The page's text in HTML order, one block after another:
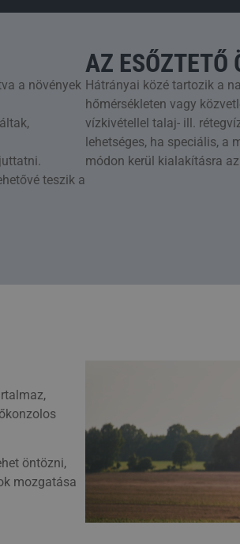
a növények
teszik a
AZ ESŐZTETŐ
Hátrányai közé tartozik a
hőmérsékleten vagy
vízkivétellel talaj- ill.
lehetséges, ha speciális, a
módon kerül kialakításra
öntözni,
mozgatása